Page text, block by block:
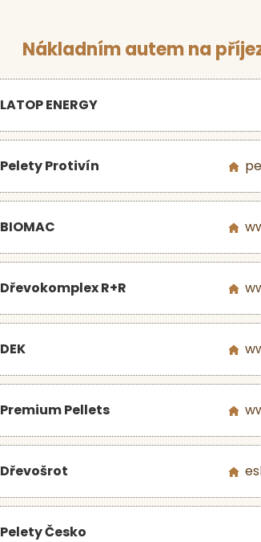
Nákladním autem na
LATOP ENERGY
Pelety Protivín
BIOMAC
Dřevokomplex R+R
DEK
Premium Pellets
Dřevošrot
Pelety Česko